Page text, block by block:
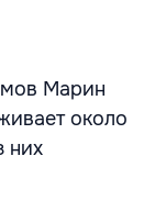
Марин
около
них